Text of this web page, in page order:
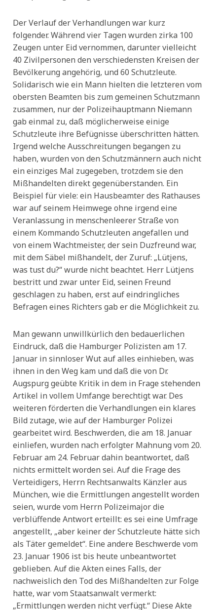
Der Verlauf der Verhandlungen war kurz
folgender. Während vier Tagen wurden zirka 100
Zeugen unter Eid vernommen, darunter vielleicht
40 Zivilpersonen den verschiedensten Kreisen der
Bevölkerung angehörig, und 60 Schutzleute.
Solidarisch wie ein Mann hielten die letzteren vom
obersten Beamten bis zum gemeinen Schutzmann
zusammen, nur der Polizeihauptmann Niemann
gab einmal zu, daß möglicherweise einige
Schutzleute ihre Befügnisse überschritten hätten.
Irgend welche Ausschreitungen begangen zu
haben, wurden von den Schutzmännern auch nicht
ein einziges Mal zugegeben, trotzdem sie den
Mißhandelten direkt gegenüberstanden. Ein
Beispiel für viele: ein Hausbeamter des Rathauses
war auf seinem Heimwege ohne irgend eine
Veranlassung in menschenleerer Straße von
einem Kommando Schutzleuten angefallen und
von einem Wachtmeister, der sein Duzfreund war,
mit dem Säbel mißhandelt, der Zuruf: „Lütjens,
was tust du?“ wurde nicht beachtet. Herr Lütjens
bestritt und zwar unter Eid, seinen Freund
geschlagen zu haben, erst auf eindringliches
Befragen eines Richters gab er die Möglichkeit zu.
Man gewann unwillkürlich den bedauerlichen
Eindruck, daß die Hamburger Polizisten am 17.
Januar in sinnloser Wut auf alles einhieben, was
ihnen in den Weg kam und daß die von Dr.
Augspurg geübte Kritik in dem in Frage stehenden
Artikel in vollem Umfange berechtigt war. Des
weiteren förderten die Verhandlungen ein klares
Bild zutage, wie auf der Hamburger Polizei
gearbeitet wird. Beschwerden, die am 18. Januar
einliefen, wurden nach erfolgter Mahnung vom 20.
Februar am 24. Februar dahin beantwortet, daß
nichts ermittelt worden sei. Auf die Frage des
Verteidigers, Herrn Rechtsanwalts Känzler aus
München, wie die Ermittlungen angestellt worden
seien, wurde vom Herrn Polizeimajor die
verblüffende Antwort erteillt: es sei eine Umfrage
angestellt, „aber keiner der Schutzleute hätte sich
als Täter gemeldet“. Eine andere Beschwerde vom
23. Januar 1906 ist bis heute unbeantwortet
geblieben. Auf die Akten eines Falls, der
nachweislich den Tod des Mißhandelten zur Folge
hatte, war vom Staatsanwalt vermerkt:
„Ermittlungen werden nicht verfügt.“ Diese Akte